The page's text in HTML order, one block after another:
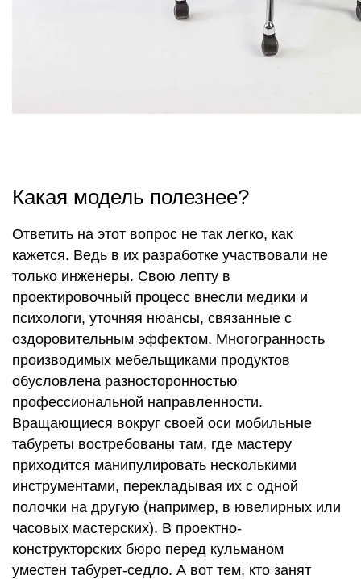
Какая модель полезнее?
Ответить на этот вопрос не так легко, как
кажется. Ведь в их разработке участвовали не
только инженеры. Свою лепту в
проектировочный процесс внесли медики и
психологи, уточняя нюансы, связанные с
оздоровительным эффектом. Многогранность
производимых мебельщиками продуктов
обусловлена разносторонностью
профессиональной направленности.
Вращающиеся вокруг своей оси мобильные
табуреты востребованы там, где мастеру
приходится манипулировать несколькими
инструментами, перекладывая их с одной
полочки на другую (например, в ювелирных или
часовых мастерских). В проектно-
конструкторских бюро перед кульманом
уместен табурет-седло. А вот тем, кто занят